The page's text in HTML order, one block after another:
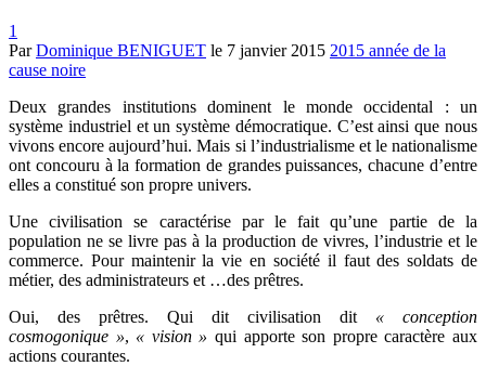
1
ParDominique BENIGUET le 7 janvier 2015 2015 année de la
cause noire
Deux grandes institutions dominent le monde occidental : un
système industriel et un système démocratique. C’est ainsi que nous
vivons encore aujourd’hui. Mais si l’industrialisme et le nationalisme
ont concouru à la formation de grandes puissances, chacune d’entre
elles a constitué son propre univers.
Une civilisation se caractérise par le fait qu’une partie de la
population ne se livre pas à la production de vivres, l’industrie et le
commerce. Pour maintenir la vie en société il faut des soldats de
métier, des administrateurs et …des prêtres.
Oui, des prêtres. Qui dit civilisation dit « conception
cosmogonique », « vision » qui apporte son propre caractère aux
actions courantes.